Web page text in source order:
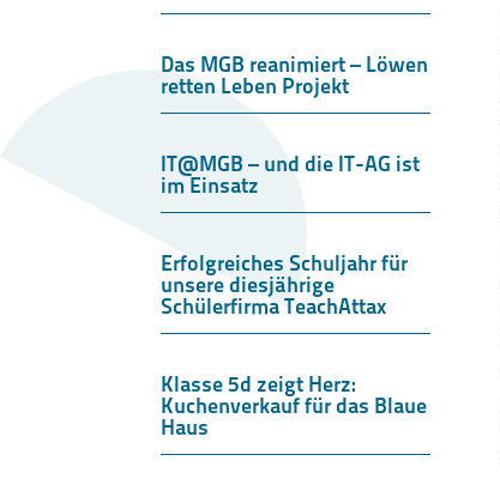
Das MGB reanimiert – Löwen
retten Leben Projekt
IT@MGB – und die IT-AG ist
im Einsatz
Erfolgreiches Schuljahr für
unsere diesjährige
Schülerfirma TeachAttax
Klasse 5d zeigt Herz:
Kuchenverkauf für das Blaue
Haus